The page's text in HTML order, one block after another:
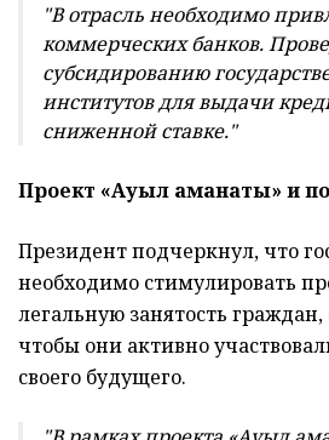
"В отрасль необходимо
коммерческих банков.
субсидированию
институтов для выдачи
сниженной ставке."
Проект «Ауыл аманаты» и
Президент подчеркнул, что
необходимо стимулировать
легальную занятость граждан,
чтобы они активно
своего будущего.